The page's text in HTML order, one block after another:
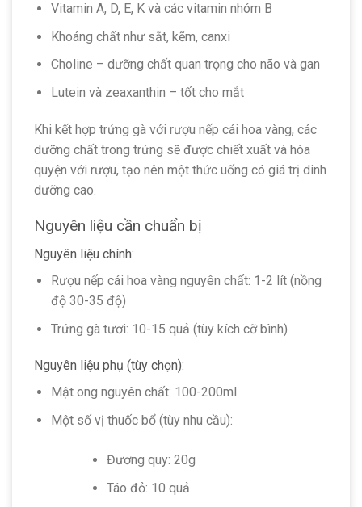
Vitamin A, D, E, K và các vitamin nhóm B
Khoáng chất như sắt, kẽm, canxi
Choline – dưỡng chất quan trọng cho não và gan
Lutein và zeaxanthin – tốt cho mắt
Khi kết hợp trứng gà với rượu nếp cái hoa vàng, các
dưỡng chất trong trứng sẽ được chiết xuất và hòa
quyện với rượu, tạo nên một thức uống có giá trị dinh
dưỡng cao.
Nguyên liệu cần chuẩn bị
Nguyên liệu chính:
Rượu nếp cái hoa vàng nguyên chất: 1-2 lít (nồng
độ 30-35 độ)
Trứng gà tươi: 10-15 quả (tùy kích cỡ bình)
Nguyên liệu phụ (tùy chọn):
Mật ong nguyên chất: 100-200ml
Một số vị thuốc bổ (tùy nhu cầu):
Đương quy: 20g
Táo đỏ: 10 quả